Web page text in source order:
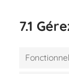
7.1
Fonctionnel